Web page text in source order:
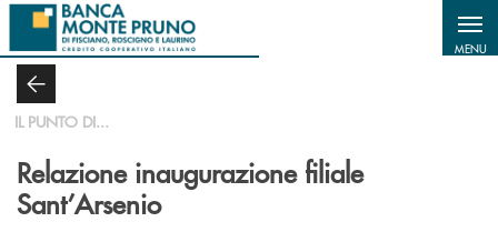
Salta al contenuto principale
MENU
IL PUNTO DI...
Relazione inaugurazione filiale
Sant’Arsenio